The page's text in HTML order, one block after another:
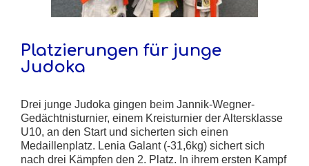
Platzierungen für junge
Judoka
Drei junge Judoka gingen beim Jannik-Wegner-
Gedächtnisturnier, einem Kreisturnier der Altersklasse
U10, an den Start und sicherten sich einen
Medaillenplatz. Lenia Galant (-31,6kg) sichert sich
nach drei Kämpfen den 2. Platz. In ihrem ersten Kampf